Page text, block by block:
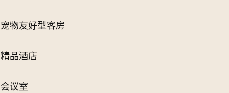
宠物友好型客房
精品酒店
会议室